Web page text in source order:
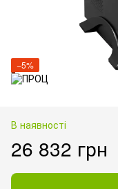
−5%
В наявності
26 832 грн